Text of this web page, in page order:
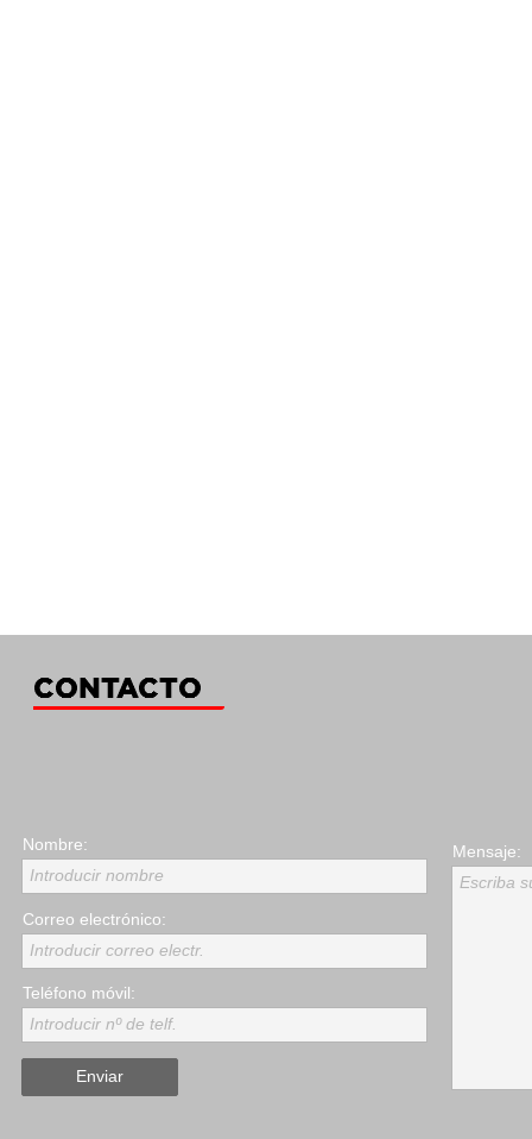
Nombre:
Introducir nombre
Correo electrónico:
Introducir correo electr.
Enviar
Mensaje:
Escriba
Teléfono móvil:
Introducir nº de telf.